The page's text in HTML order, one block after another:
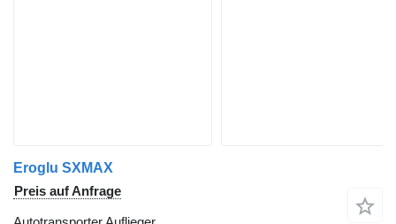
Eroglu SXMAX
Preis auf Anfrage